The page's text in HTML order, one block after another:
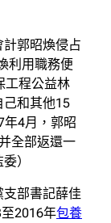
郭昭煥侵占
利用職務便
工程公益林
己和其他15
年4月，郭昭
全部返還一
）
部書記薛佳
2016年包養